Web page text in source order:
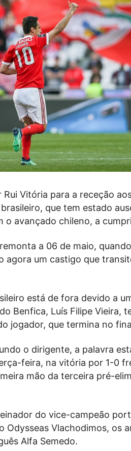
Vitória para a receção
que tem estado
o avançado chileno, a
a 06 de maio,
agora um castigo que
está de fora devido a
Benfica, Luís Filipe Vieira,
jogador, que termina no
o dirigente, a palavra
feira, na vitória por 1-0
mão da terceira pré-
do vice-campeão
Odysseas Vlachodimos, os
Alfa Semedo.